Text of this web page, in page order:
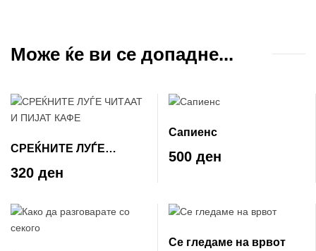
Може ќе ви се допадне...
СРЕЌНИТЕ ЛУЃЕ
ЧИТААТ И ПИЈАТ КАФЕ
320 ден
Сапиенс
500 ден
Се гледаме на врвот